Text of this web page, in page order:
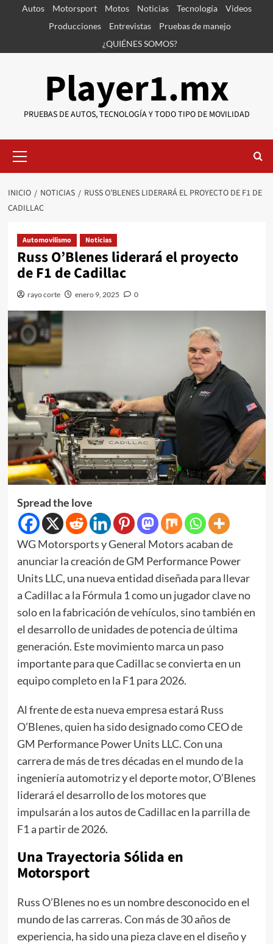
SaltarAutos Motorsport Motos Noticias Tecnología
Videos
Producciones
Entrevistas
Pruebas de manejo
¿QUIÉNES SOMOS?
Player1.mx
PRUEBAS DE AUTOS, TECNOLOGÍA Y TODO TIPO DE MOVILIDAD
primario
INICIO NOTICIAS
RUSS O’BLENES LIDERARÁ EL PROYECTO DE F1 DE
CADILLAC
Automovilismo Noticias
Russ O’Blenes liderará el proyecto
de F1 de Cadillac
rayo corte enero 9, 2025 0
Spread the love
WG Motorsports y General Motors acaban de
anunciar la creación de GM Performance Power
Units LLC, una nueva entidad diseñada para llevar
a Cadillac a la Fórmula 1 como un jugador clave no
solo en la fabricación de vehículos, sino también en
el desarrollo de unidades de potencia de última
generación. Este movimiento marca un paso
importante para que Cadillac se convierta en un
equipo completo en la F1 para 2026.
Al frente de esta nueva empresa estará Russ
O’Blenes, quien ha sido designado como CEO de
GM Performance Power Units LLC. Con una
carrera de más de tres décadas en el mundo de la
ingeniería automotriz y el deporte motor, O’Blenes
liderará el desarrollo de los motores que
impulsarán a los autos de Cadillac en la parrilla de
F1 a partir de 2026.
Una Trayectoria Sólida en
Motorsport
Russ O’Blenes no es un nombre desconocido en el
mundo de las carreras. Con más de 30 años de
experiencia, ha sido una pieza clave en el diseño y